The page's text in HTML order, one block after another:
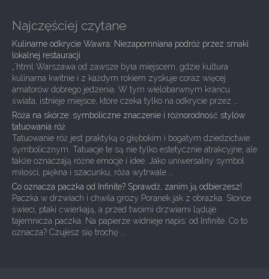
Najczęściej czytane
Kulinarne odkrycie Wawra: Niezapomniana podróż przez smaki
lokalnej restauracji
„`html Warszawa od zawsze była miejscem, gdzie kultura
kulinarna kwitnie i z każdym rokiem zyskuje coraz więcej
amatorów dobrego jedzenia. W tym wielobarwnym krańcu
świata, istnieje miejsce, które czeka tylko na odkrycie przez …
Róża na skórze: symboliczne znaczenie i różnorodność stylów
tatuowania róż
Tatuowanie róż jest praktyką o głębokim i bogatym dziedzictwie
symbolicznym. Tatuacje te są nie tylko estetycznie atrakcyjne, ale
także oznaczają różne emocje i idee. Jako uniwersalny symbol
miłości, piękna i szacunku, róża wytrwale …
Co oznacza paczka od Infinite? Sprawdź, zanim ją odbierzesz!
Paczka w drzwiach i chwila grozy Poranek jak z obrazka. Słońce
świeci, ptaki ćwierkają, a przed twoimi drzwiami ląduje
tajemnicza paczka. Na papierze widnieje napis: od Infinite. Co to
oznacza? Czujesz się trochę …